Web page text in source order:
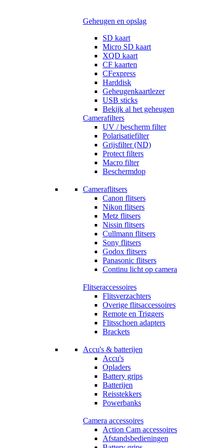
Geheugen en opslag
SD kaart
Micro SD kaart
XQD kaart
CF kaarten
CFexpress
Harddisk
Geheugenkaartlezer
USB sticks
Bekijk al het geheugen
Camerafilters
UV / bescherm filter
Polarisatiefilter
Grijsfilter (ND)
Protect filters
Macro filter
Beschermdop
Cameraflitsers
Canon flitsers
Nikon flitsers
Metz flitsers
Nissin flitsers
Cullmann flitsers
Sony flitsers
Godox flitsers
Panasonic flitsers
Continu licht op camera
Flitseraccessoires
Flitsverzachters
Overige flitsaccessoires
Remote en Triggers
Flitsschoen adapters
Brackets
Accu's & batterijen
Accu's
Opladers
Battery grips
Batterijen
Reisstekkers
Powerbanks
Camera accessoires
Action Cam accessoires
Afstandsbedieningen